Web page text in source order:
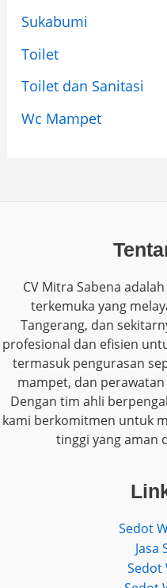
Sukabumi
Toilet
Toilet dan Sanitasi
Wc Mampet
CV Mitra Sabena
terkemuka yang
Tangerang, dan
profesional dan efisien
termasuk pengurasan
mampet, dan
Dengan tim ahli
kami berkomitmen untuk
tinggi yang aman
Sedot
Jasa
Sedot